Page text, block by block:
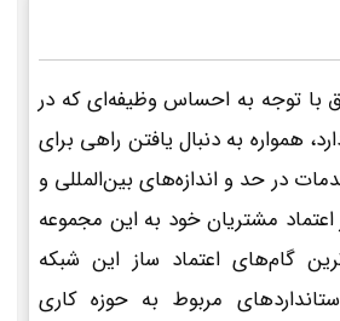
با توجه به احساس وظیفه‌ای که در
همواره به دنبال یافتن راهی برای
در حد و اندازه‌های بین‌المللی و
مشتریان خود به این مجموعه
گام‌های اعتماد ساز این شبکه
مربوط به حوزه کاری